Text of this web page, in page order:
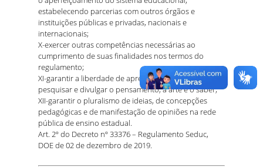
estabelecendo parcerias com outros órgãos e
instituições públicas e privadas, nacionais e
internacionais;
X-exercer outras competências necessárias ao
cumprimento de suas finalidades nos termos do
regulamento;
XI-garantir a liberdade de aprender, ensinar,
pesquisar e divulgar o pensamento, a arte e o saber;
XII-garantir o pluralismo de ideias, de concepções
pedagógicas e de manifestação de opiniões na rede
pública de ensino estadual.
Art. 2º do Decreto nº 33376 – Regulamento Seduc,
DOE de 02 de dezembro de 2019.